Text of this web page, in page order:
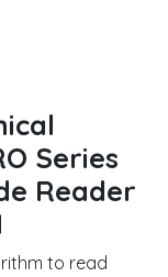
Series
Reader
to read